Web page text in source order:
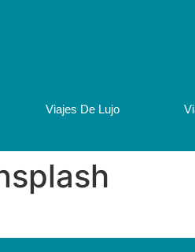
Viajes De Lujo